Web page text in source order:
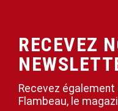
RECEVEZ
Recevez
Flambeau, le